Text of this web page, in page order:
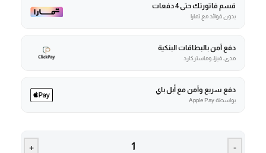
قسم فاتورتك حتى 4 دفعات
بدون فوائد مع تمارا
دفع آمن بالبطاقات البنكية
مدى، فيزا، وماستركارد
دفع سريع وآمن مع أبل باي
بواسطة Apple Pay
-
+